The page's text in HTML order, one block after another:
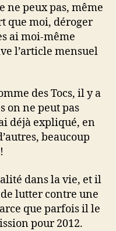
ne peux pas, même
que moi, déroger
ai moi-même
l’article mensuel
des Tocs, il y a
on ne peut pas
déjà expliqué, en
beaucoup
dans la vie, et il
lutter contre une
que parfois il le
pour 2012.